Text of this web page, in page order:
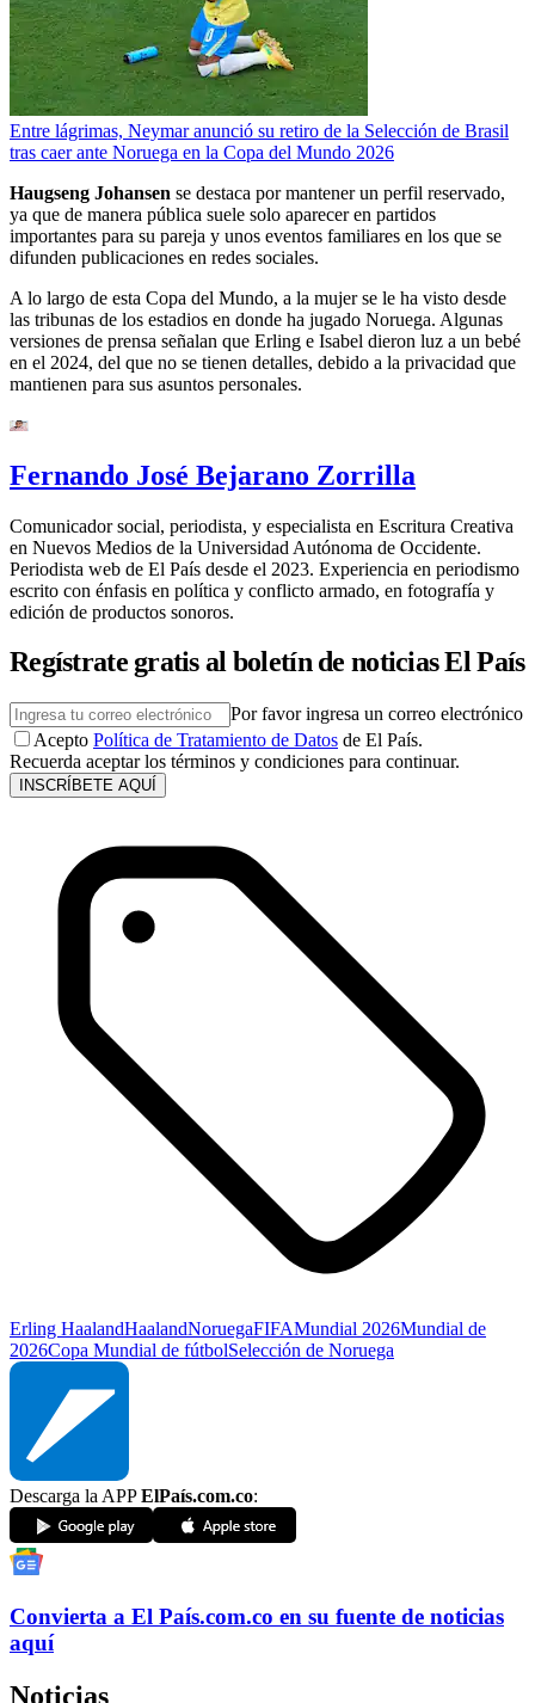
Entre lágrimas, Neymar anunció su retiro de la Selección de Brasil
tras caer ante Noruega en la Copa del Mundo 2026
Haugseng Johansen se destaca por mantener un perfil reservado,
ya que de manera pública suele solo aparecer en partidos
importantes para su pareja y unos eventos familiares en los que se
difunden publicaciones en redes sociales.
A lo largo de esta Copa del Mundo, a la mujer se le ha visto desde
las tribunas de los estadios en donde ha jugado Noruega. Algunas
versiones de prensa señalan que Erling e Isabel dieron luz a un bebé
en el 2024, del que no se tienen detalles, debido a la privacidad que
mantienen para sus asuntos personales.
Fernando José Bejarano Zorrilla
Comunicador social, periodista, y especialista en Escritura Creativa
en Nuevos Medios de la Universidad Autónoma de Occidente.
Periodista web de El País desde el 2023. Experiencia en periodismo
escrito con énfasis en política y conflicto armado, en fotografía y
edición de productos sonoros.
Regístrate gratis al boletín de noticias El País
Por favor ingresa un correo electrónico
Acepto Política de Tratamiento de Datos de El País.
Recuerda aceptar los términos y condiciones para continuar.
INSCRÍBETE AQUÍ
Erling HaalandHaalandNoruegaFIFAMundial 2026Mundial de
2026Copa Mundial de fútbolSelección de Noruega
Descarga la APPElPaís.com.co:
Convierta a El País.com.co en su fuente de noticias
aquí
Noticias